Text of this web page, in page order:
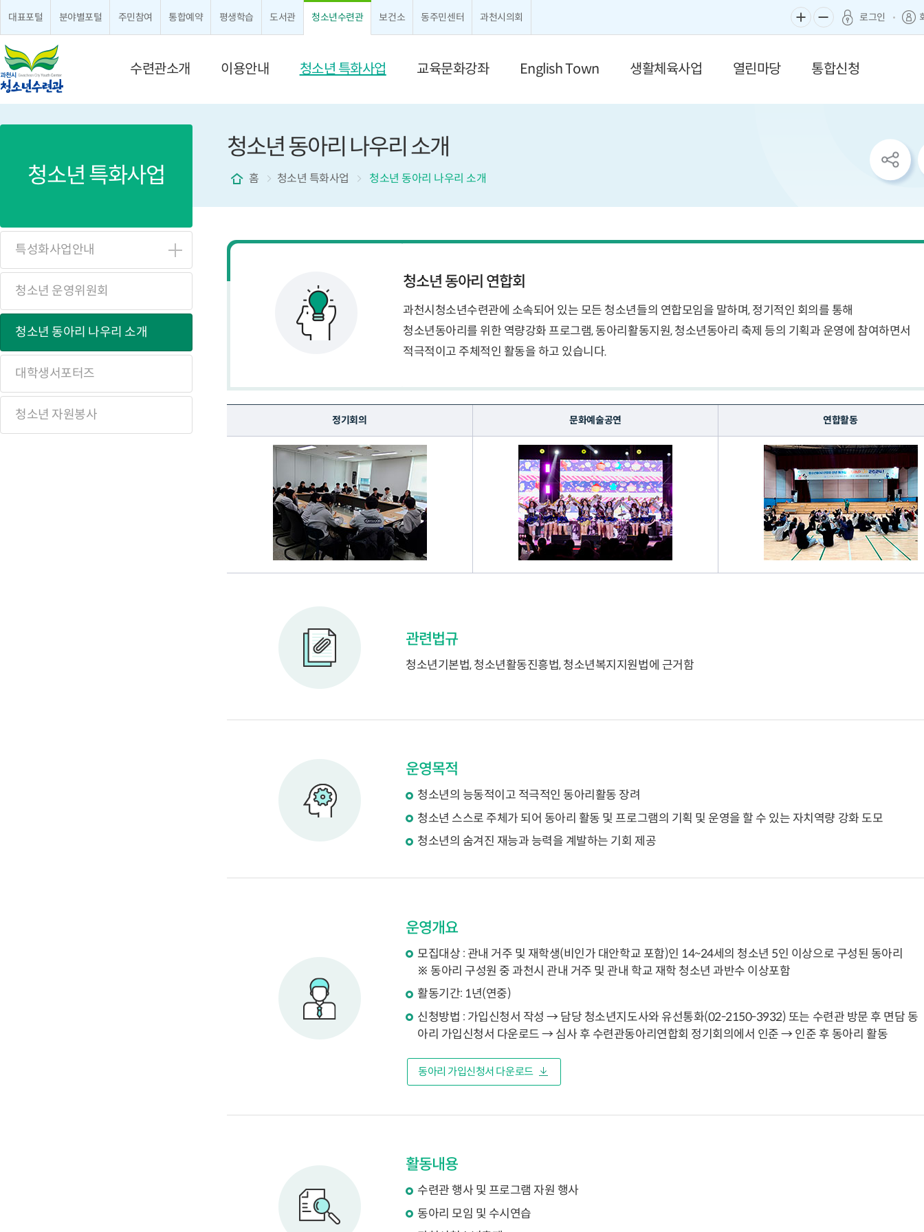
대표포털 분야별포털 주민참여 통합예약 평생학습 도서관 청소년수련관 보건소 동주민센터 과천시의회
크게보기작게보기 로그인
메뉴 구성
수련관소개 이용안내 청소년 특화사업 교육문화강좌 English Town 생활체육사업 열린마당 통합신청
청소년 특화사업
특성화사업안내
청소년 운영위원회
청소년 동아리 나우리 소개
대학생서포터즈
청소년 자원봉사
청소년 동아리 나우리 소개
홈 청소년 특화사업 청소년 동아리 나우리 소개
sns
공
유
리
청소년 동아리 연합회
과천시청소년수련관에 소속되어 있는 모든 청소년들의 연합모임을 말하며, 정기적인 회의를 통해
청소년동아리를 위한 역량강화 프로그램, 동아리활동지원, 청소년동아리 축제 등의 기획과 운영에 참여하면서
적극적이고 주체적인 활동을 하고 있습니다.
정기회의 문화예술공연 연합활동
관련법규
청소년기본법, 청소년활동진흥법, 청소년복지지원법에 근거함
운영목적
청소년의 능동적이고 적극적인 동아리활동 장려
청소년 스스로 주체가 되어 동아리 활동 및 프로그램의 기획 및 운영을 할 수 있는 자치역량 강화 도모
청소년의 숨겨진 재능과 능력을 계발하는 기회 제공
운영개요
모집대상 : 관내 거주 및 재학생(비인가 대안학교 포함)인 14~24세의 청소년 5인 이상으로 구성된 동아리
※ 동아리 구성원 중 과천시 관내 거주 및 관내 학교 재학 청소년 과반수 이상포함
활동기간: 1년(연중)
신청방법 : 가입신청서 작성 → 담당 청소년지도사와 유선통화(02-2150-3932) 또는 수련관 방문 후 면담 동
아리 가입신청서 다운로드 → 심사 후 수련관동아리연합회 정기회의에서 인준 → 인준 후 동아리 활동
동아리 가입신청서 다운로드
활동내용
수련관 행사 및 프로그램 자원 행사
동아리 모임 및 수시연습